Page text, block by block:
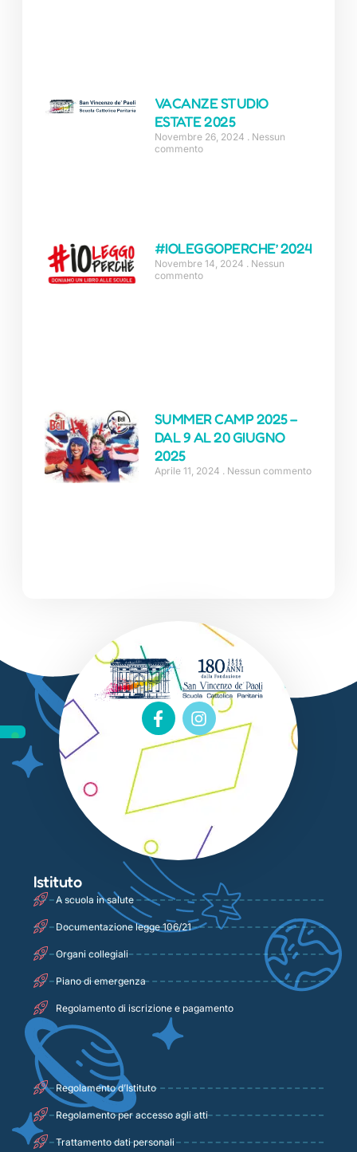
VACANZE STUDIO
ESTATE 2025
Novembre 26, 2024
Nessun
commento
#IOLEGGOPERCHE’ 2024
Novembre 14, 2024 Nessun
commento
SUMMER CAMP 2025 –
DAL 9 AL 20 GIUGNO
2025
Aprile 11, 2024 Nessun commento
Istituto
A scuola in salute
Documentazione legge 106/21
Organi collegiali
Piano di emergenza
Regolamento di iscrizione e pagamento
Regolamento d’Istituto
Regolamento per accesso agli atti
Trattamento dati personali